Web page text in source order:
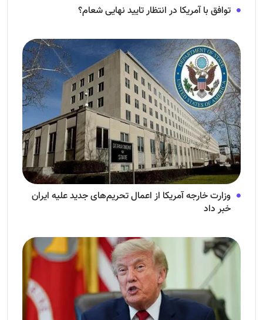
توافق با آمریکا در انتظار تایید نهایی شعام؟
وزارت خارجه آمریکا از اعمال تحریم‌های جدید علیه ایران
خبر داد